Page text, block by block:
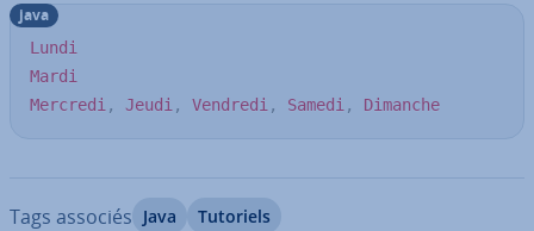
Lundi
Mardi
Mercredi , Jeudi , Vendredi , Samedi , Dimanche
java
Tags associés Java Tutoriels